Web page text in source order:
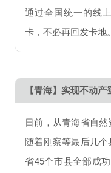
通过全国统一的线
卡，不必再回发卡地。
【青海】实现不动
日前，从青海省自
随着刚察等最后几
省45个市县全部成